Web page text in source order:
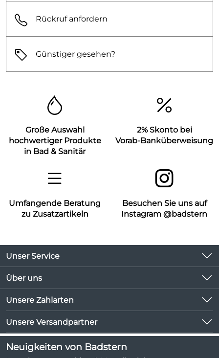
Rückruf anfordern
Günstiger gesehen?
Große Auswahl
hochwertiger Produkte
in Bad & Sanitär
2% Skonto bei
Vorab-Banküberweisung
Umfangende Beratung
zu Zusatzartikeln
Besuchen Sie uns auf
Instagram @badstern
Unser Service
Kontakt
Kundeninformationen
Newsletter
Lieferbedingungen
Kundenlogin
Über uns
Unsere Bestseller
Marken
Neu
Angebote
Unsere Zahlarten
Unsere Versandpartner
Neuigkeiten von Badstern